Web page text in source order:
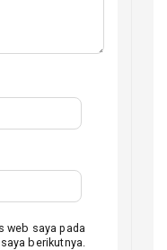
web saya pada
berikutnya.